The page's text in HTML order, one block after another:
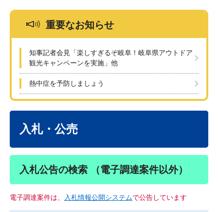
重要なお知らせ
知事記者会見「楽しすぎるぞ岐阜！岐阜県アウトドア
観光キャンペーンを実施」他
熱中症を予防しましょう
入札・公売
入札公告の検索 （電子調達案件以外）
電子調達案件は、 入札情報公開システムで公告しています